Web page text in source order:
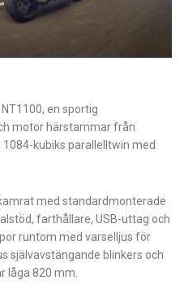
en sportig
motor härstammar från
1084-kubiks parallelltwin med
med standardmonterade
farthållare, USB-uttag och
runtom med varselljus för
självavstängande blinkers och
låga 820 mm.